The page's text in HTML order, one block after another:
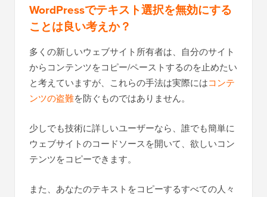
WordPressでテキスト選択を無効にする
ことは良い考えか？
多くの新しいウェブサイト所有者は、自分のサイト
からコンテンツをコピー/ペーストするのを止めたい
と考えていますが、これらの手法は実際にはコンテ
ンツの盗難を防ぐものではありません。
少しでも技術に詳しいユーザーなら、誰でも簡単に
ウェブサイトのコードソースを開いて、欲しいコン
テンツをコピーできます。
また、あなたのテキストをコピーするすべての人々